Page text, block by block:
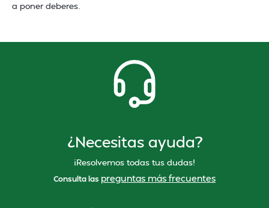
a poner deberes.
¿Necesitas ayuda?
¡Resolvemos todas tus dudas!
Consulta las preguntas más frecuentes